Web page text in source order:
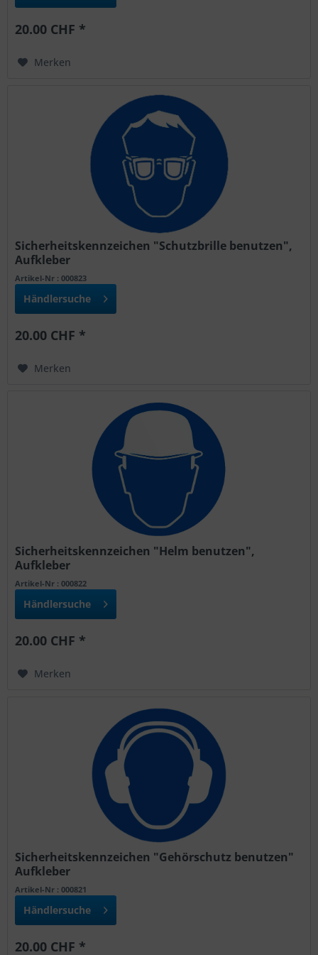
20.00 CHF *
Merken
Sicherheitskennzeichen "Schutzbrille benutzen",
Aufkleber
Artikel-Nr : 000823
Händlersuche
20.00 CHF *
Merken
Sicherheitskennzeichen "Helm benutzen",
Aufkleber
Artikel-Nr : 000822
Händlersuche
20.00 CHF *
Merken
Sicherheitskennzeichen "Gehörschutz benutzen"
Aufkleber
Artikel-Nr : 000821
Händlersuche
20.00 CHF *